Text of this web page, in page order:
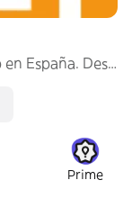
Somos el único supermercado B-corp en España. Descubre nuestra amplia selección de productos ecológicos y de proximidad.
Prime